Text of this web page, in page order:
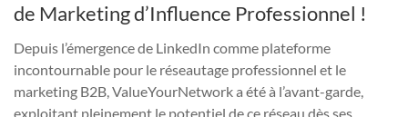
de Marketing d’Influence Professionnel !
Depuis l’émergence de LinkedIn comme plateforme
incontournable pour le réseautage professionnel et le
marketing B2B, ValueYourNetwork a été à l’avant-garde,
exploitant pleinement le potentiel de ce réseau dès ses